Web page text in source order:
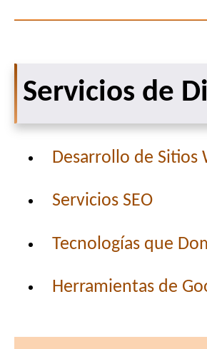
Servicios de
Desarrollo de Sitios
Servicios SEO
Tecnologías que
Herramientas de